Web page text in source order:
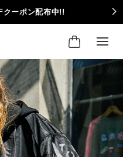
クーポン配布中!!